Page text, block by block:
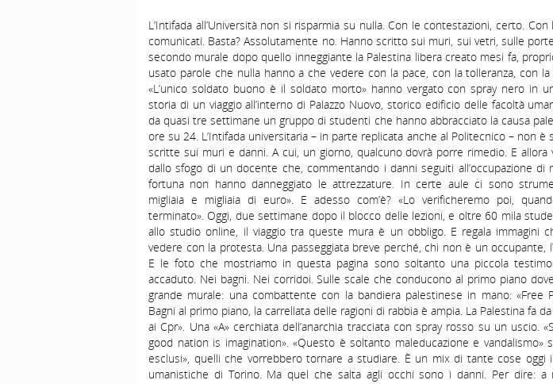
L’Intifada all’Università non si risparmia su nulla. Con le contestazioni, certo.
comunicati. Basta? Assolutamente no. Hanno scritto sui muri, sui vetri, sulle
secondo murale dopo quello inneggiante la Palestina libera creato mesi fa,
usato parole che nulla hanno a che vedere con la pace, con la tolleranza, con la
«L’unico soldato buono è il soldato morto» hanno vergato con spray nero in
storia di un viaggio all’interno di Palazzo Nuovo, storico edificio delle facoltà
da quasi tre settimane un gruppo di studenti che hanno abbracciato la causa
ore su 24. L’Intifada universitaria – in parte replicata anche al Politecnico – non è
scritte sui muri e danni. A cui, un giorno, qualcuno dovrà porre rimedio. E allora
dallo sfogo di un docente che, commentando i danni seguiti all’occupazione di
fortuna non hanno danneggiato le attrezzature. In certe aule ci sono
migliaia e migliaia di euro». E adesso com’è? «Lo verificheremo poi,
terminato». Oggi, due settimane dopo il blocco delle lezioni, e oltre 60 mila
allo studio online, il viaggio tra queste mura è un obbligo. E regala immagini
vedere con la protesta. Una passeggiata breve perché, chi non è un
E le foto che mostriamo in questa pagina sono soltanto una piccola
accaduto. Nei bagni. Nei corridoi. Sulle scale che conducono al primo piano
grande murale: una combattente con la bandiera palestinese in mano: «Free
Bagni al primo piano, la carrellata delle ragioni di rabbia è ampia. La Palestina fa
ai Cpr». Una «A» cerchiata dell’anarchia tracciata con spray rosso su un uscio.
good nation is imagination». «Questo è soltanto maleducazione e vandalismo»
esclusi», quelli che vorrebbero tornare a studiare. È un mix di tante cose oggi
umanistiche di Torino. Ma quel che salta agli occhi sono i danni. Per dire: a